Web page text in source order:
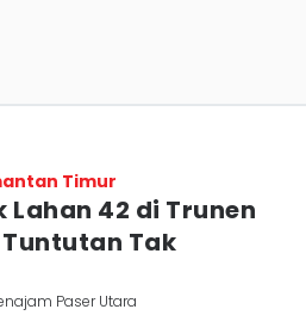
Timur
42 di Trunen
Tak
Paser Utara